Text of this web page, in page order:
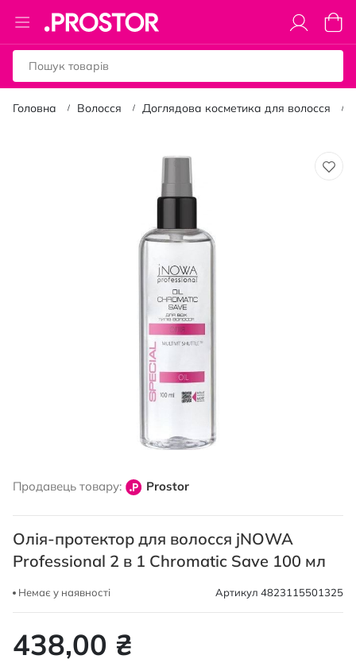
Toggle
Nav
Кошик
Головна Волосся Доглядова косметика для волосся
початку
зображень
Продавець товару: Prostor
Олія-протектор для волосся jNOWA
Professional 2 в 1 Chromatic Save 100 мл
Немає у наявності Артикул 4823115501325
438,00 ₴